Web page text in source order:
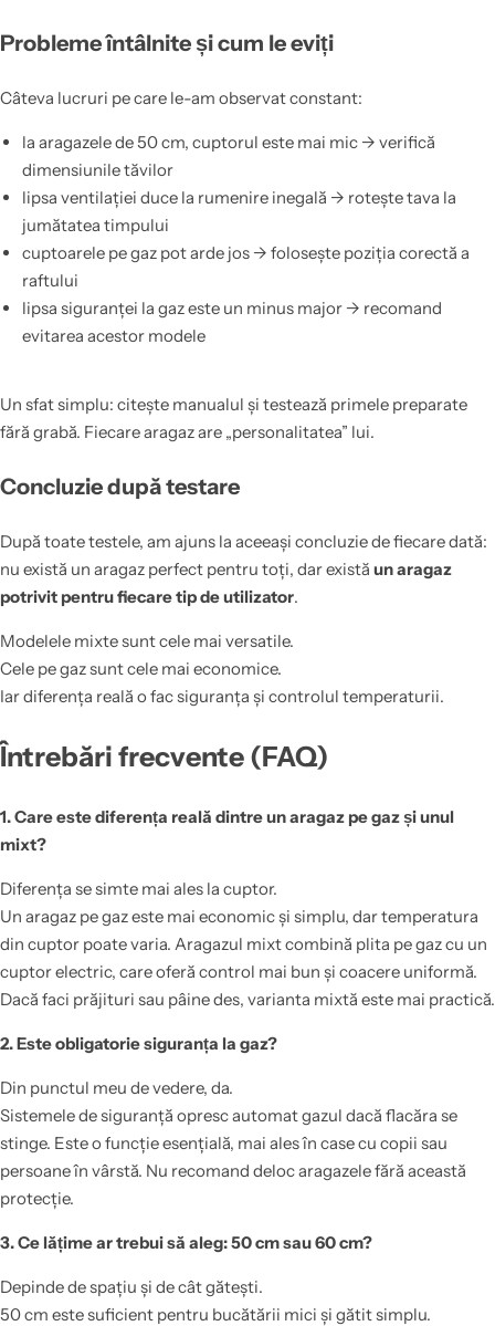
Probleme întâlnite și cum le eviți
Câteva lucruri pe care le-am observat constant:
la aragazele de 50 cm, cuptorul este mai mic → verifică
dimensiunile tăvilor
lipsa ventilației duce la rumenire inegală → rotește tava la
jumătatea timpului
cuptoarele pe gaz pot arde jos → folosește poziția corectă a
raftului
lipsa siguranței la gaz este un minus major → recomand
evitarea acestor modele
Un sfat simplu: citește manualul și testează primele preparate
fără grabă. Fiecare aragaz are „personalitatea” lui.
Concluzie după testare
După toate testele, am ajuns la aceeași concluzie de fiecare dată:
nu există un aragaz perfect pentru toți, dar există un aragaz
potrivit pentru fiecare tip de utilizator.
Modelele mixte sunt cele mai versatile.
Cele pe gaz sunt cele mai economice.
Iar diferența reală o fac siguranța și controlul temperaturii.
Întrebări frecvente (FAQ)
1. Care este diferența reală dintre un aragaz pe gaz și unul
mixt?
Diferența se simte mai ales la cuptor.
Un aragaz pe gaz este mai economic și simplu, dar temperatura
din cuptor poate varia. Aragazul mixt combină plita pe gaz cu un
cuptor electric, care oferă control mai bun și coacere uniformă.
Dacă faci prăjituri sau pâine des, varianta mixtă este mai practică.
2. Este obligatorie siguranța la gaz?
Din punctul meu de vedere, da.
Sistemele de siguranță opresc automat gazul dacă flacăra se
stinge. Este o funcție esențială, mai ales în case cu copii sau
persoane în vârstă. Nu recomand deloc aragazele fără această
protecție.
3. Ce lățime ar trebui să aleg: 50 cm sau 60 cm?
Depinde de spațiu și de cât gătești.
50 cm este suficient pentru bucătării mici și gătit simplu.